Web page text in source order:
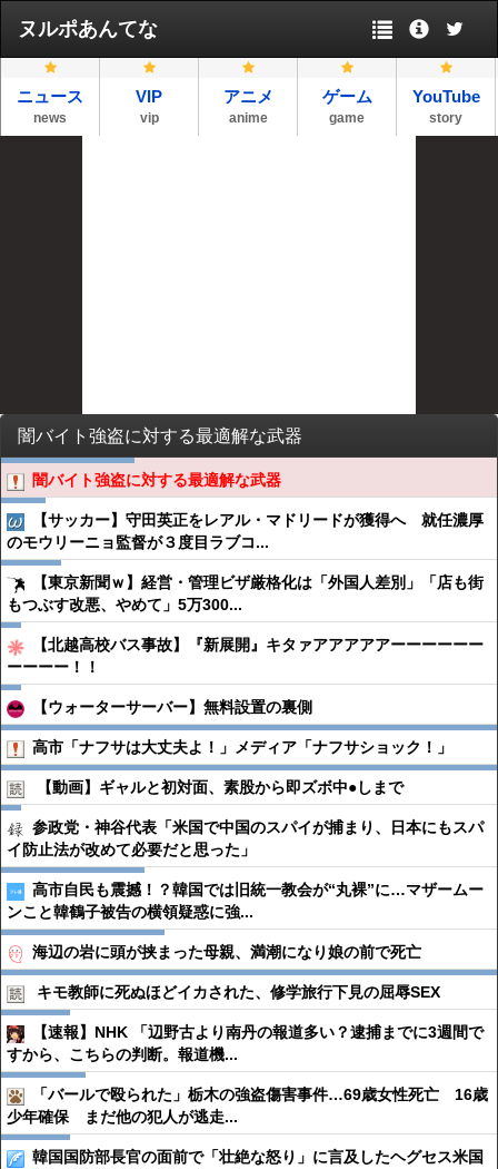
ヌルポあんてな
ニュース
news
VIP
vip
アニメ
anime
ゲーム
game
YouTube
story
闇バイト強盗に対する最適解な武器
闇バイト強盗に対する最適解な武器
【サッカー】守田英正をレアル・マドリードが獲得へ 就任濃厚
のモウリーニョ監督が３度目ラブコ...
【東京新聞ｗ】経営・管理ビザ厳格化は「外国人差別」「店も街
もつぶす改悪、やめて」5万300...
【北越高校バス事故】『新展開』キタァアアアアアーーーーーー
ーーーー！！
【ウォーターサーバー】無料設置の裏側
高市「ナフサは大丈夫よ！」メディア「ナフサショック！」
【動画】ギャルと初対面、素股から即ズボ中●︎しまで
参政党・神谷代表「米国で中国のスパイが捕まり、日本にもスパ
イ防止法が改めて必要だと思った」
高市自民も震撼！？韓国では旧統一教会が“丸裸”に…マザームー
ンこと韓鶴子被告の横領疑惑に強...
海辺の岩に頭が挟まった母親、満潮になり娘の前で死亡
キモ教師に死ぬほどイカされた、修学旅行下見の屈辱SEX
【速報】NHK 「辺野古より南丹の報道多い？逮捕までに3週間で
すから、こちらの判断。報道機...
「バールで殴られた」栃木の強盗傷害事件…69歳女性死亡 16歳
少年確保 まだ他の犯人が逃走...
韓国国防部長官の面前で「壮絶な怒り」に言及したヘグセス米国